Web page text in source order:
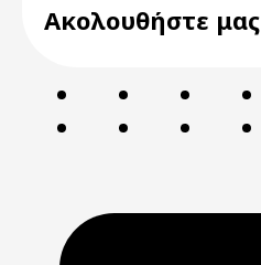
Ακολουθήστε μας